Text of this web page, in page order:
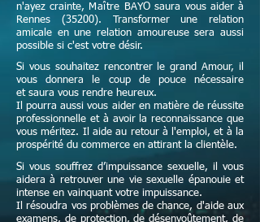
n'ayez crainte,
Maître BAYO saura vous aider à
Rennes (35200). Transformer une relation
amicale en une relation amoureuse sera aussi
possible si c'est votre désir.
Si vous souhaitez rencontrer le grand Amour, il
vous donnera le coup de pouce nécessaire
et saura vous rendre heureux.
Il pourra aussi vous aider en matière de réussite
professionnelle et à avoir la reconnaissance que
vous méritez. Il aide au retour à l'emploi, et à la
prospérité du commerce en attirant la clientèle.
Si vous souffrez d’impuissance sexuelle, il vous
aidera à retrouver une vie sexuelle épanouie et
intense en vainquant votre impuissance.
Il résoudra vos problèmes de chance, d'aide aux
examens, de protection, de désenvoûtement, de